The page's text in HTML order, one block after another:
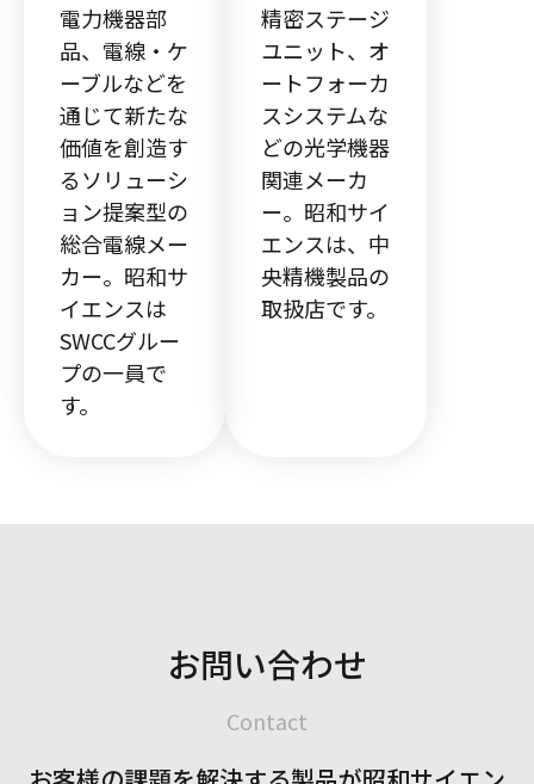
電力機器部
品、電線・ケ
ーブルなどを
通じて新たな
価値を創造す
るソリューシ
ョン提案型の
総合電線メー
カー。昭和サ
イエンスは
SWCCグルー
プの一員で
す。
精密ステージ
ユニット、オ
ートフォーカ
スシステムな
どの光学機器
関連メーカ
ー。昭和サイ
エンスは、中
央精機製品の
取扱店です。
お問い合わせ
Contact